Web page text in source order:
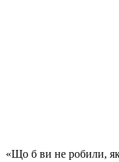
«Що б ви не робили,